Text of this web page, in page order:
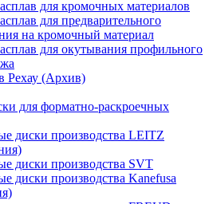
для кромочных материалов
для предварительного
на кромочный материал
для окутывания профильного
Рехау (Архив)
для форматно-раскроечных
диски производства LEITZ
диски производства SVT
диски производства Kanefusa